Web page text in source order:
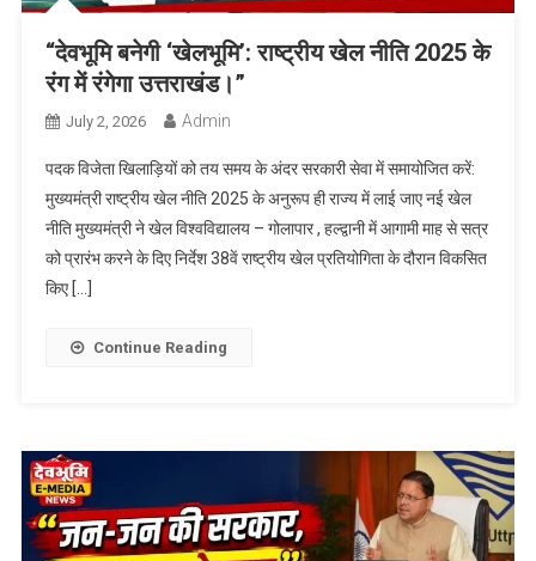
“देवभूमि बनेगी ‘खेलभूमि’: राष्ट्रीय खेल नीति 2025 के
रंग में रंगेगा उत्तराखंड।”
July 2, 2026 Admin
पदक विजेता खिलाड़ियों को तय समय के अंदर सरकारी सेवा में समायोजित करें:
मुख्यमंत्री राष्ट्रीय खेल नीति 2025 के अनुरूप ही राज्य में लाई जाए नई खेल
नीति मुख्यमंत्री ने खेल विश्वविद्यालय – गोलापार , हल्द्वानी में आगामी माह से सत्र
को प्रारंभ करने के दिए निर्देश 38वें राष्ट्रीय खेल प्रतियोगिता के दौरान विकसित
किए […]
Continue Reading